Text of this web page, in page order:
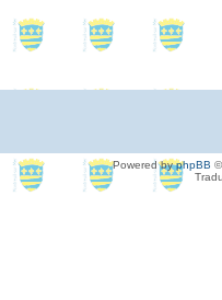
Powered byphpBB